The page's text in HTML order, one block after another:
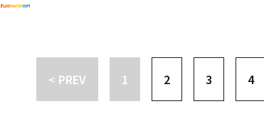
メージを大胆に脱ぎ捨てて、ピンク色の柔らかくて華やかなムード
と、見る人々を一瞬にして虜にする3人3色の圧倒的なビジュアル
トプランのポスター、プロモーションプランの公開に続き、コンセ
WDJは今後、トラックリスト、先行公開曲、ハイライトクリップ、
< PREV 1 2 3 4